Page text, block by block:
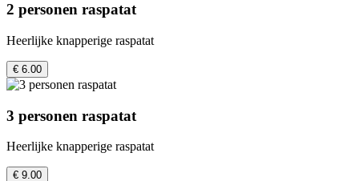
2 personen raspatat
Heerlijke knapperige raspatat
€ 6.00
3 personen raspatat
Heerlijke knapperige raspatat
€ 9.00